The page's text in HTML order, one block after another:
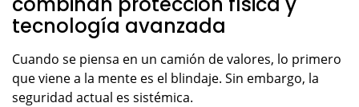
tecnología avanzada
Cuando se piensa en un camión de valores, lo primero
que viene a la mente es el blindaje. Sin embargo, la
seguridad actual es sistémica.